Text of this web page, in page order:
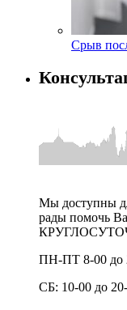
Срыв
Мы доступны
рады помочь
ПН-ПТ 8-00 до
СБ: 10-00 до